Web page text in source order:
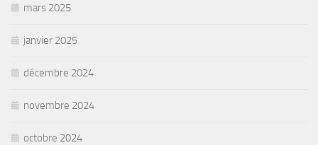
mars 2025
janvier 2025
décembre 2024
novembre 2024
octobre 2024